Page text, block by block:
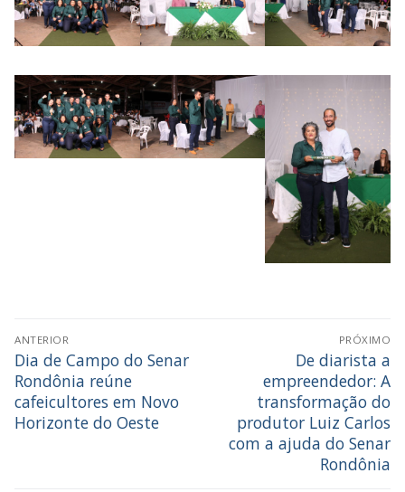
ANTERIOR
Dia de Campo do Senar
Rondônia reúne
cafeicultores em Novo
Horizonte do Oeste
PRÓXIMO
De diarista a
empreendedor: A
transformação do
produtor Luiz Carlos
com a ajuda do Senar
Rondônia